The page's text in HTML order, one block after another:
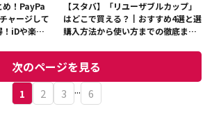
め！PayPa
ャージして
！iDや楽天
【スタバ】「リユーザブルカップ」
はどこで買える？┃おすすめ4選と選
購入方法から使い方までの徹底まと
次のページを見る
1 2 3 ... 6